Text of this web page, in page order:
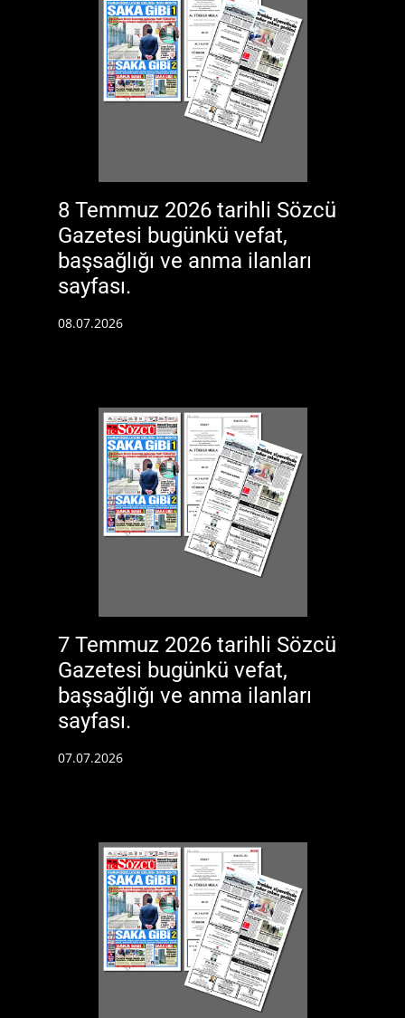
8 Temmuz 2026 tarihli Sözcü
Gazetesi bugünkü vefat,
başsağlığı ve anma ilanları
sayfası.
08.07.2026
7 Temmuz 2026 tarihli Sözcü
Gazetesi bugünkü vefat,
başsağlığı ve anma ilanları
sayfası.
07.07.2026